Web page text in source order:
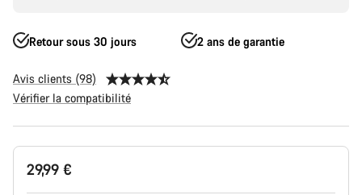
Retour sous 30 jours 2 ans de garantie
Avis clients (98)
Vérifier la compatibilité
Configuration
29,99 €